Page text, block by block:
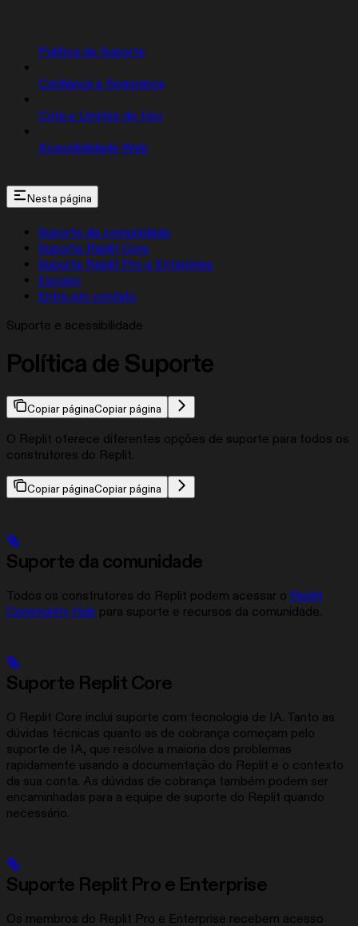
Política de Suporte
Confiança e Segurança
Cota e Limites de Uso
Acessibilidade Web
Nesta página
Suporte da comunidade
Suporte Replit Core
Suporte Replit Pro e Enterprise
Escopo
Entre em contato
Suporte e acessibilidade
Política de Suporte
Copiar páginaCopiar página
O Replit oferece diferentes opções de suporte para todos os
construtores do Replit.
Copiar páginaCopiar página
Suporte da comunidade
Todos os construtores do Replit podem acessar o Replit
Community Hub para suporte e recursos da comunidade.
Suporte Replit Core
O Replit Core inclui suporte com tecnologia de IA. Tanto as
dúvidas técnicas quanto as de cobrança começam pelo
suporte de IA, que resolve a maioria dos problemas
rapidamente usando a documentação do Replit e o contexto
da sua conta. As dúvidas de cobrança também podem ser
encaminhadas para a equipe de suporte do Replit quando
necessário.
Suporte Replit Pro e Enterprise
Os membros do Replit Pro e Enterprise recebem acesso